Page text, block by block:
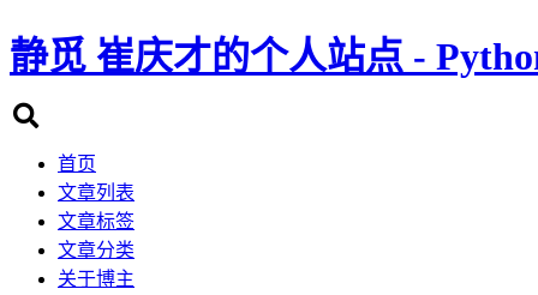
静觅 崔庆才的个人站点 -
首页
文章列表
文章标签
文章分类
关于博主